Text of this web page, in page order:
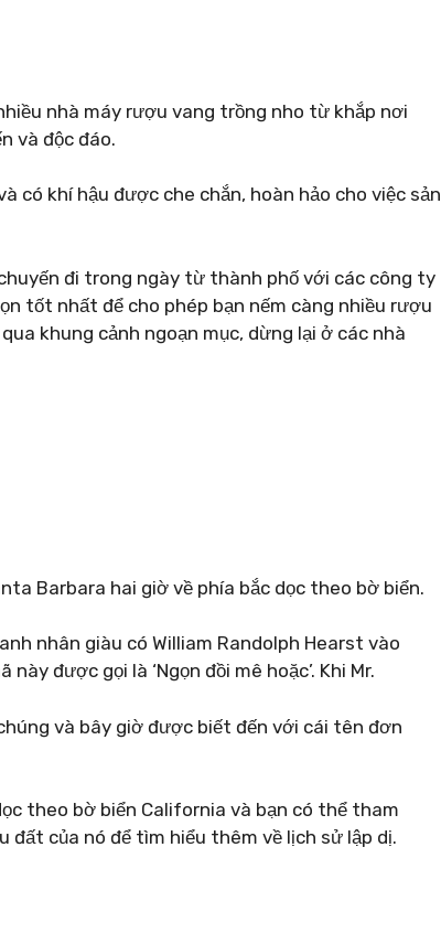
nhà máy rượu vang trồng nho từ khắp nơi
và độc đáo.
có khí hậu được che chắn, hoàn hảo cho việc sản
đi trong ngày từ thành phố với các công ty
tốt nhất để cho phép bạn nếm càng nhiều rượu
khung cảnh ngoạn mục, dừng lại ở các nhà
Barbara hai giờ về phía bắc dọc theo bờ biển.
nhân giàu có William Randolph Hearst vào
được gọi là ‘Ngọn đồi mê hoặc’. Khi Mr.
và bây giờ được biết đến với cái tên đơn
theo bờ biển California và bạn có thể tham
của nó để tìm hiểu thêm về lịch sử lập dị.